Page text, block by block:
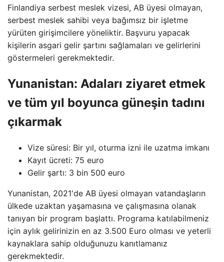
Finlandiya serbest meslek vizesi, AB üyesi olmayan,
serbest meslek sahibi veya bağımsız bir işletme
yürüten girişimcilere yöneliktir. Başvuru yapacak
kişilerin asgari gelir şartını sağlamaları ve gelirlerini
göstermeleri gerekmektedir.
Yunanistan: Adaları ziyaret etmek
ve tüm yıl boyunca güneşin tadını
çıkarmak
Vize süresi: Bir yıl, oturma izni ile uzatma imkanı
Kayıt ücreti: 75 euro
Gelir şartı: 3 bin 500 euro
Yunanistan, 2021'de AB üyesi olmayan vatandaşların
ülkede uzaktan yaşamasına ve çalışmasına olanak
tanıyan bir program başlattı. Programa katılabilmeniz
için aylık gelirinizin en az 3.500 Euro olması ve yeterli
kaynaklara sahip olduğunuzu kanıtlamanız
gerekmektedir.